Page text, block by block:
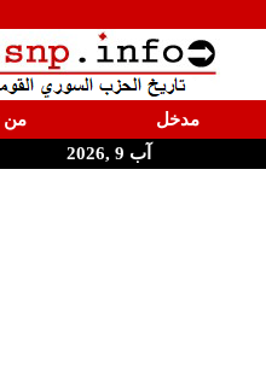
مدخل من
آب 9 ,2026